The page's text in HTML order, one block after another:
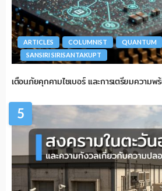
ARTICLES COLUMNIST
QUANTUM
SANSIRI SIRISANTAKUPT
เตือนภัยคุกคามไซเบอร์ และการเตรียมความ
5